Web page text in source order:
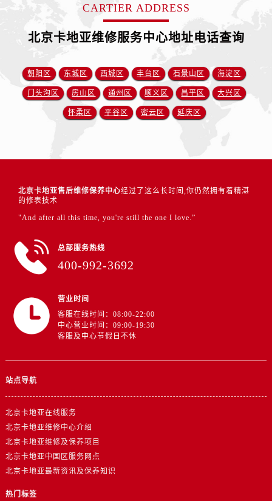
CARTIER ADDRESS
北京卡地亚维修服务中心地址电话查询
朝阳区 东城区 西城区 丰台区 石景山区 海淀区
门头沟区 房山区 通州区 顺义区 昌平区 大兴区
怀柔区 平谷区 密云区 延庆区
北京卡地亚售后维修保养中心经过了这么长时间,你仍然拥有着精湛
的修表技术
"And after all this time, you're still the one I love.”
总部服务热线
400-992-3692
营业时间
客服在线时间：08:00-22:00
中心营业时间：09:00-19:30
客服及中心节假日不休
站点导航
北京卡地亚在线服务
北京卡地亚维修中心介绍
北京卡地亚维修及保养项目
北京卡地亚中国区服务网点
北京卡地亚最新资讯及保养知识
热门标签